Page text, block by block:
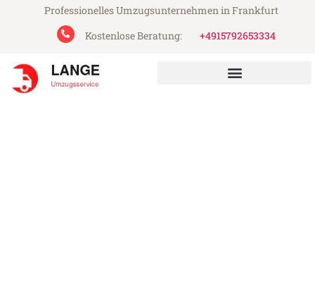
Professionelles Umzugsunternehmen in Frankfurt
Kostenlose Beratung:
+4915792653334